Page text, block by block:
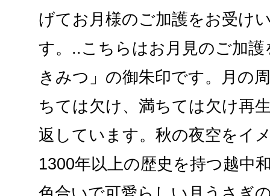
げてお月様のご加護をお受け
す。..こちらはお月見のご加
きみつ」の御朱印です。月の
ちては欠け、満ちては欠け再
返しています。秋の夜空をイ
1300年以上の歴史を持つ越中